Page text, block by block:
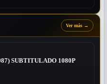
Ver más →
SUBTITULADO 1080P